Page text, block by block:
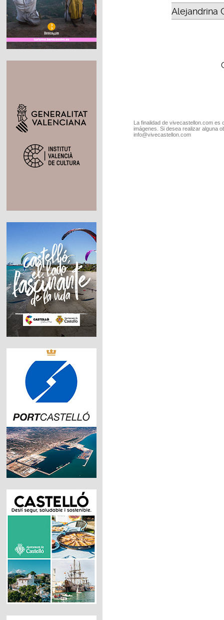
Alejandrina
La finalidad de vivecastellon.com
imágenes. Si desea realizar alguna
info@vivecastellon.com